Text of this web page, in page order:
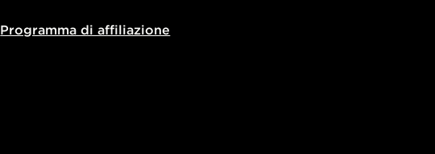
Programma di affiliazione